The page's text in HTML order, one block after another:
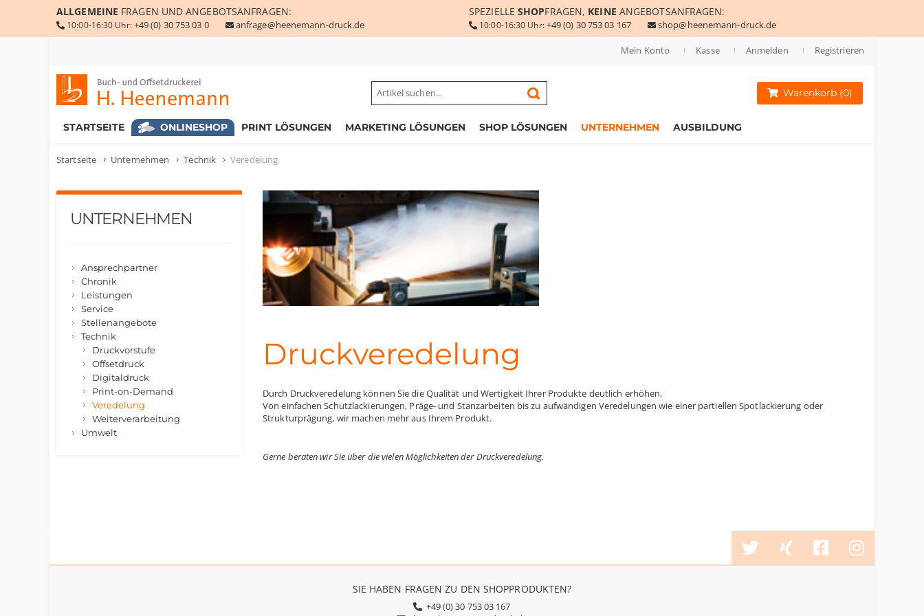
ALLGEMEINE FRAGEN UND ANGEBOTSANFRAGEN:
10:00-16:30 Uhr:+49 (0) 30 753 03 0 anfrage@heenemann-druck.de
SPEZIELLE SHOPFRAGEN, KEINE ANGEBOTSANFRAGEN:
10:00-16:30 Uhr:+49 (0) 30 753 03 167 shop@heenemann-druck.de
Mein Konto Kasse Anmelden Registrieren
Warenkorb (0)
STARTSEITE ONLINESHOP PRINT LÖSUNGEN MARKETING LÖSUNGEN SHOP LÖSUNGEN UNTERNEHMEN AUSBILDUNG
Startseite Unternehmen Technik Veredelung
Druckveredelung
Durch Druckveredelung können Sie die Qualität und Wertigkeit Ihrer Produkte deutlich erhöhen.
Von einfachen Schutzlackierungen, Präge- und Stanzarbeiten bis zu aufwändigen Veredelungen wie einer partiellen Spotlackierung oder
Strukturprägung, wir machen mehr aus Ihrem Produkt.
Gerne beraten wir Sie über die vielen Möglichkeiten der Druckveredelung.
UNTERNEHMEN
Ansprechpartner
Chronik
Leistungen
Service
Stellenangebote
Technik
Druckvorstufe
Offsetdruck
Digitaldruck
Print-on-Demand
Veredelung
Weiterverarbeitung
Umwelt
SIE HABEN FRAGEN ZU DEN SHOPPRODUKTEN?
+49 (0) 30 753 03 167